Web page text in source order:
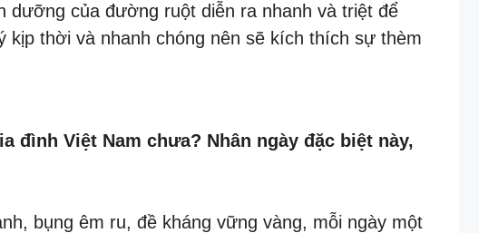
dưỡng của đường ruột diễn ra nhanh và triệt để
thời và nhanh chóng nên sẽ kích thích sự thèm
đình Việt Nam chưa? Nhân ngày đặc biệt này,
bụng êm ru, đề kháng vững vàng, mỗi ngày một